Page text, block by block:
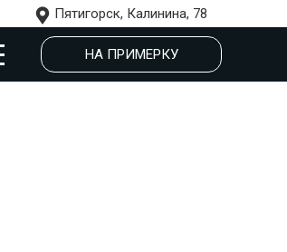
Пятигорск, Калинина, 78
НА ПРИМЕРКУ